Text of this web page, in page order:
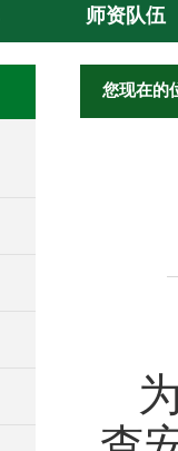
师资队伍
您现在的